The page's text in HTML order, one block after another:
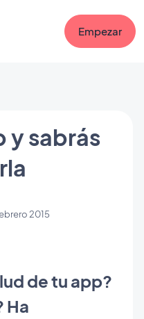
Empezar
y sabrás
2015
de tu app?
Ha